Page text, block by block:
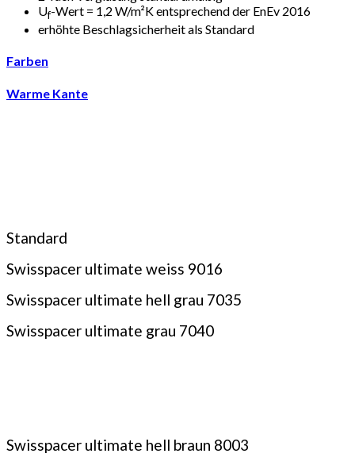
Uf-Wert = 1,2 W/m²K entsprechend der EnEv 2016
erhöhte Beschlagsicherheit als Standard
Farben
Warme Kante
Standard
Swisspacer ultimate weiss 9016
Swisspacer ultimate hell grau 7035
Swisspacer ultimate grau 7040
Swisspacer ultimate hell braun 8003